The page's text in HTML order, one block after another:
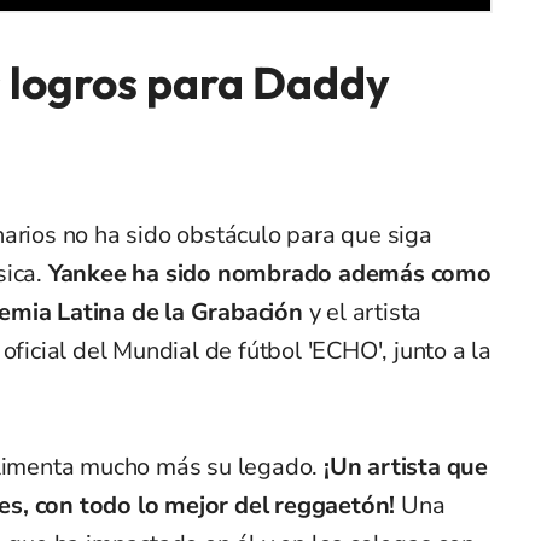
logros para Daddy
no ha sido obstáculo para que siga
Yankee ha sido nombrado además como
Latina de la Grabación y el artista
del Mundial de fútbol 'ECHO', junto a la
mucho más su legado. ¡Un artista que
con todo lo mejor del reggaetón! Una